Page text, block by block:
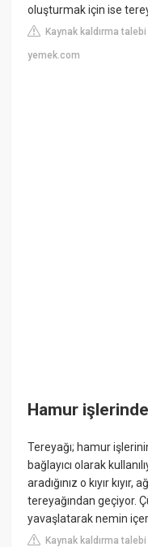
oluşturmak için ise
Kaynak kaldırma talebi
yemek.com
Hamur
Tereyağı; hamur
bağlayıcı olarak
aradığınız o kıyır kıyır,
tereyağından geçiyor.
yavaşlatarak nemin
Kaynak kaldırma talebi